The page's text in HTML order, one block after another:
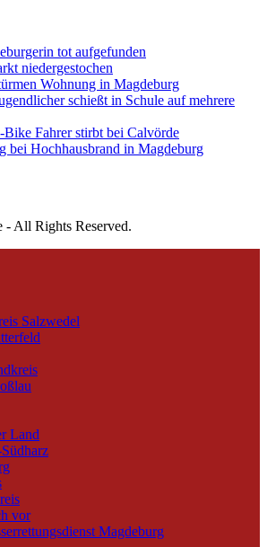
tot aufgefunden
niedergestochen
Wohnung in Magdeburg
schießt in Schule auf mehrere
Bike Fahrer stirbt bei Calvörde
bei Hochhausbrand in Magdeburg
- All Rights Reserved.
Salzwedel
Land
vor
Magdeburg